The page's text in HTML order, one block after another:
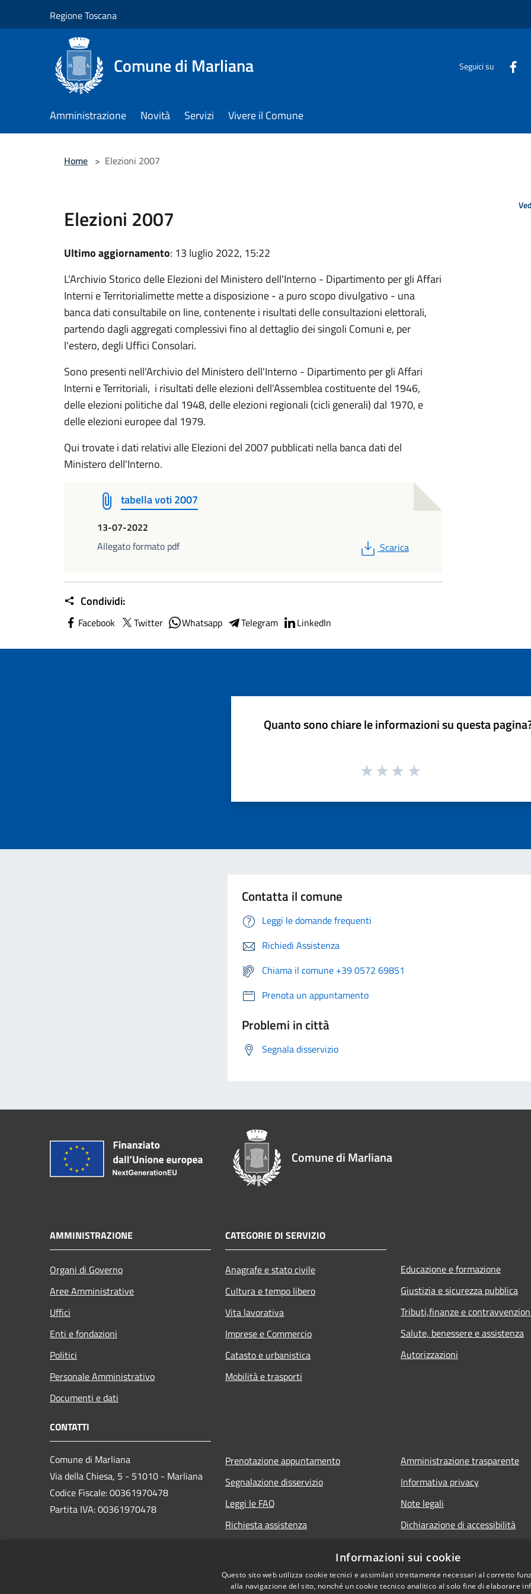
Regione Toscana
Comune di Marliana Seguici su
Amministrazione Novità Servizi Vivere il Comune
Home > Elezioni 2007
Elezioni 2007
Ultimo aggiornamento: 13 luglio 2022, 15:22
L'Archivio Storico delle Elezioni del Ministero dell'Interno - Dipartimento per gli Affari
Interni e Territorialimette mette a disposizione - a puro scopo divulgativo - una
banca dati consultabile on line, contenente i risultati delle consultazioni elettorali,
partendo dagli aggregati complessivi fino al dettaglio dei singoli Comuni e, per
l'estero, degli Uffici Consolari.
Sono presenti nell'Archivio del Ministero dell'Interno - Dipartimento per gli Affari
Interni e Territoriali, i risultati delle elezioni dell'Assemblea costituente del 1946,
delle elezioni politiche dal 1948, delle elezioni regionali (cicli generali) dal 1970, e
delle elezioni europee dal 1979.
Qui trovate i dati relativi alle Elezioni del 2007 pubblicati nella banca dati del
Ministero dell'Interno.
tabella voti 2007
13-07-2022
Allegato formato pdf
PDF
Scarica
Condividi:
Facebook Twitter Whatsapp Telegram LinkedIn
Quanto sono chiare le informazioni su questa
Contatta il comune
Leggi le domande frequenti
Richiedi Assistenza
Chiama il comune +39 0572 69851
Prenota un appuntamento
Problemi in città
Segnala disservizio
Comune di Marliana
AMMINISTRAZIONE
Organi di Governo
Aree Amministrative
Uffici
Enti e fondazioni
Politici
Personale Amministrativo
Documenti e dati
CATEGORIE DI SERVIZIO
Anagrafe e stato civile
Cultura e tempo libero
Vita lavorativa
Imprese e Commercio
Catasto e urbanistica
Mobilità e trasporti
Educazione e formazione
Giustizia e sicurezza pubblica
Tributi,finanze e
Salute, benessere e assistenza
Autorizzazioni
CONTATTI
Comune di Marliana
Via della Chiesa, 5 - 51010 - Marliana
Codice Fiscale: 00361970478
Partita IVA: 00361970478
Prenotazione appuntamento
Segnalazione disservizio
Leggi le FAQ
Richiesta assistenza
Amministrazione trasparente
Informativa privacy
Note legali
Dichiarazione di accessibilità
Informazioni sui cookie
Questo sito web utilizza cookie tecnici e assimilati strettamente necessari al corretto
alla navigazione del sito, nonché un cookie tecnico analitico al solo fine di elaborare